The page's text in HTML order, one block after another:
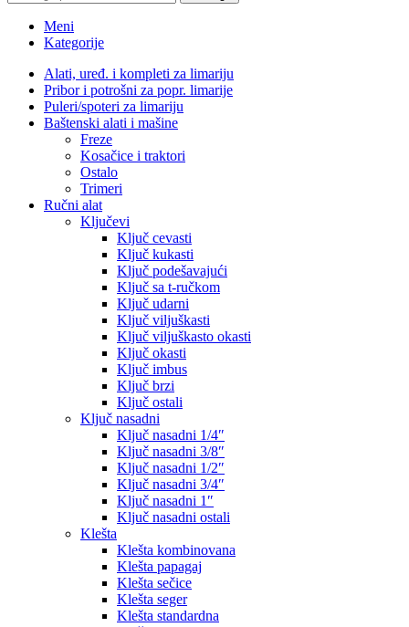
Meni
Kategorije
Alati, uređ. i kompleti za limariju
Pribor i potrošni za popr. limarije
Puleri/spoteri za limariju
Baštenski alati i mašine
Freze
Kosačice i traktori
Ostalo
Trimeri
Ručni alat
Ključevi
Ključ cevasti
Ključ kukasti
Ključ podešavajući
Ključ sa t-ručkom
Ključ udarni
Ključ viljuškasti
Ključ viljuškasto okasti
Ključ okasti
Ključ imbus
Ključ brzi
Ključ ostali
Ključ nasadni
Ključ nasadni 1/4″
Ključ nasadni 3/8″
Ključ nasadni 1/2″
Ključ nasadni 3/4″
Ključ nasadni 1″
Ključ nasadni ostali
Klešta
Klešta kombinovana
Klešta papagaj
Klešta sečice
Klešta seger
Klešta standardna